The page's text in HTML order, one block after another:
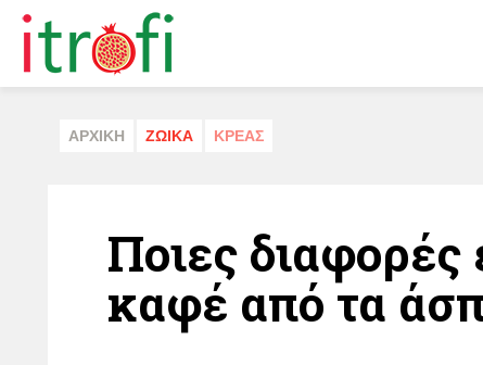
ΑΡΧΙΚΗ ΖΩΙΚA ΚΡΕΑΣ
Ποιες διαφορές
καφέ από τα